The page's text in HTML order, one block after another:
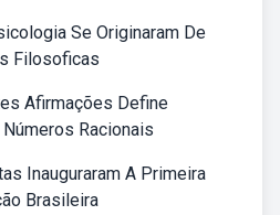
Se Originaram De
Filosoficas
Afirmações Define
Racionais
Inauguraram A Primeira
Brasileira